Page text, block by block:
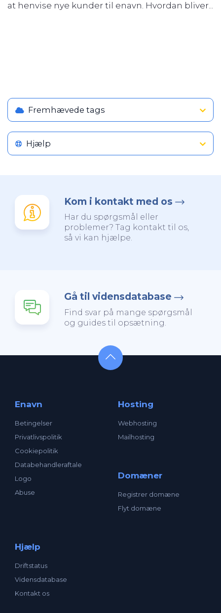
at henvise nye kunder til enavn. Hvordan bliver...
Fremhævede tags
Hjælp
Kom i kontakt med os
Har du spørgsmål eller
problemer? Tag kontakt til os,
så vi kan hjælpe.
Gå til vidensdatabase
Find svar på mange spørgsmål
og guides til opsætning.
Enavn
Betingelser
Privatlivspolitik
Cookiepolitik
Databehandleraftale
Logo
Abuse
Hosting
Webhosting
Mailhosting
Domæner
Registrer domæne
Flyt domæne
Hjælp
Driftstatus
Vidensdatabase
Kontakt os